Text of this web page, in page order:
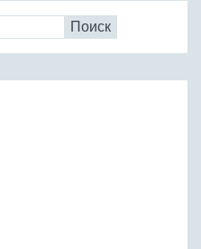
Поиск